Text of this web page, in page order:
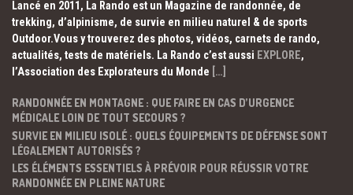
Lancé en 2011, La Rando est un Magazine de randonnée, de
trekking, d’alpinisme, de survie en milieu naturel & de sports
Outdoor.Vous y trouverez des photos, vidéos, carnets de rando,
actualités, tests de matériels. La Rando c’est aussi EXPLORE,
l’Association des Explorateurs du Monde […]
RANDONNÉE EN MONTAGNE : QUE FAIRE EN CAS D’URGENCE
MÉDICALE LOIN DE TOUT SECOURS ?
SURVIE EN MILIEU ISOLÉ : QUELS ÉQUIPEMENTS DE DÉFENSE SONT
LÉGALEMENT AUTORISÉS ?
LES ÉLÉMENTS ESSENTIELS À PRÉVOIR POUR RÉUSSIR VOTRE
RANDONNÉE EN PLEINE NATURE